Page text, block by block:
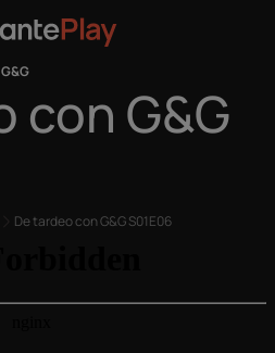
con G&G
De tardeo con G&G S01E06